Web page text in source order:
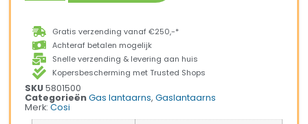
Gratis verzending vanaf €250,-*
Achteraf betalen mogelijk
Snelle verzending & levering aan huis
Kopersbescherming met Trusted Shops
SKU5801500
Categorieën Gas lantaarns,Gaslantaarns
Merk:Cosi